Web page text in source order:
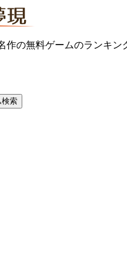
作の無料ゲームのランキン